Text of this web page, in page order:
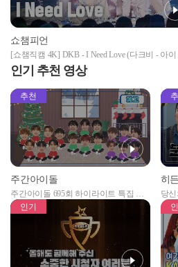
쇼챔피언
[쇼챔직캠 4K] DKB - I Need Love (다크비 - 아이
드 러브) | Show Champion | EP.480
인기 추천 영상
추천
주간아이돌
주간아이돌 695회 하이라이트 특집 남
자아이돌편 예고
히
당
못
인기